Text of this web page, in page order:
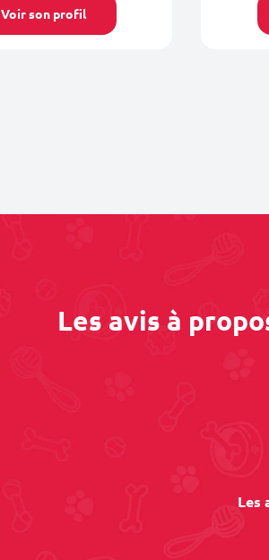
Voir son profil
Les avis à
Les